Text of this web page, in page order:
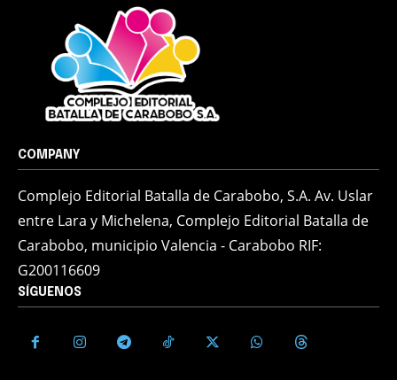
COMPANY
Complejo Editorial Batalla de Carabobo, S.A. Av. Uslar
entre Lara y Michelena, Complejo Editorial Batalla de
Carabobo, municipio Valencia - Carabobo RIF:
G200116609
SÍGUENOS